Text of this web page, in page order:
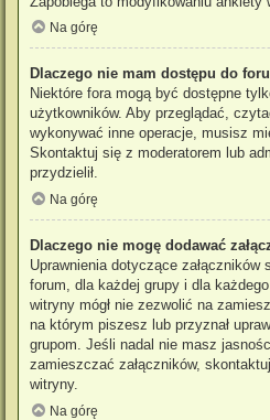
Na górę
Dlaczego nie mam dostępu do
Niektóre fora mogą być dostępne
użytkowników. Aby przeglądać,
wykonywać inne operacje, musisz
Skontaktuj się z moderatorem lub
przydzielił.
Na górę
Dlaczego nie mogę dodawać
Uprawnienia dotyczące załączników
forum, dla każdej grupy i dla
witryny mógł nie zezwolić na
na którym piszesz lub przyznał
grupom. Jeśli nadal nie masz
zamieszczać załączników,
witryny.
Na górę